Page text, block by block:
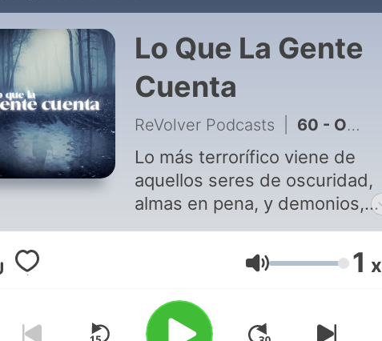
Lo Que La Gente
Cuenta
ReVolver Podcasts 60 - Otra Vida
Lo más terrorífico viene de
aquellos seres de oscuridad,
almas en pena, y demonios,
mira los capítulos que ¡te
dejarán helado!
Volume 1 x